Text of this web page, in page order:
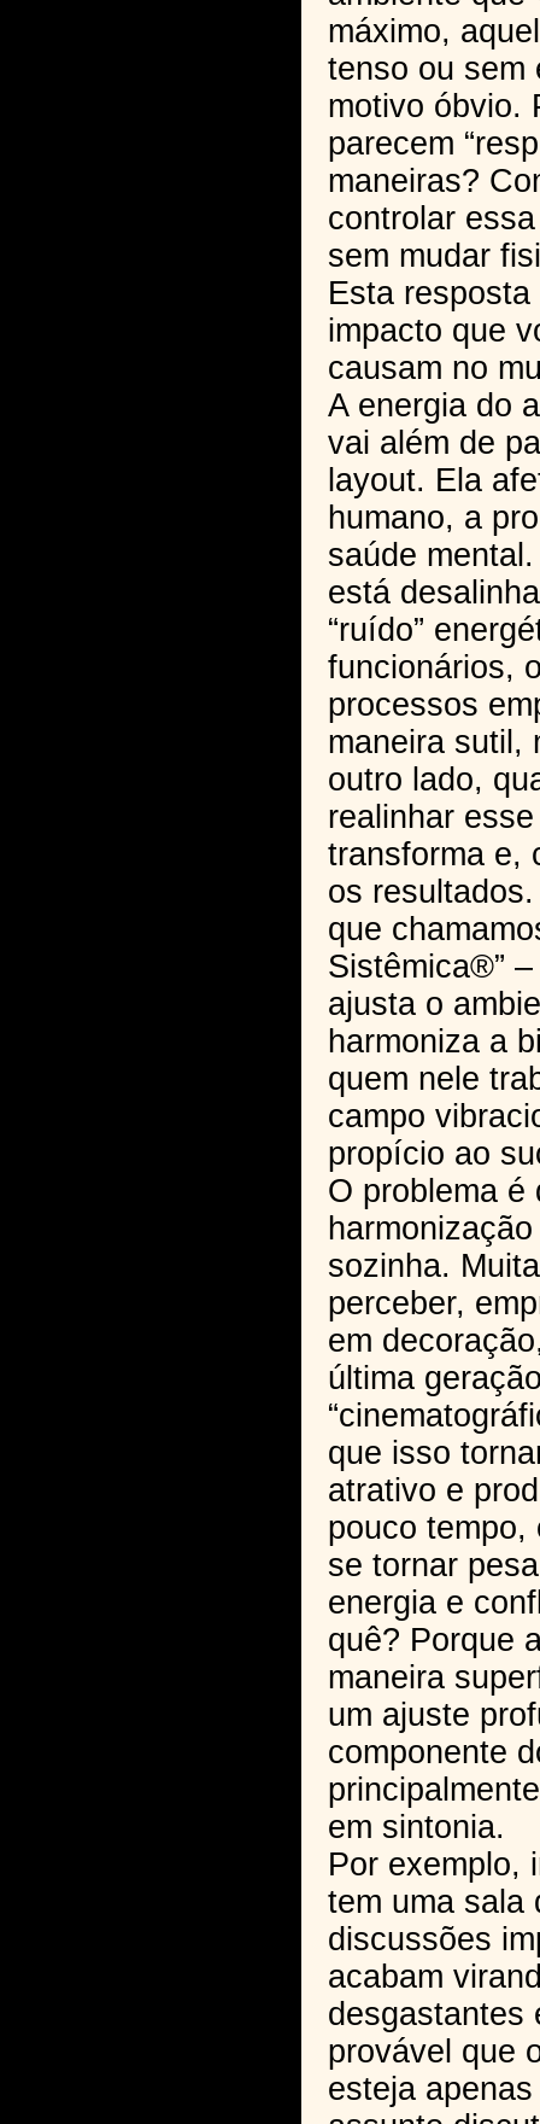
máximo,
tenso ou sem
motivo óbvio.
parecem
maneiras?
controlar
sem mudar
Esta
impacto que
causam no
A energia do
vai além de
layout. Ela
humano, a
saúde
está
“ruído”
funcionários,
processos
maneira sutil,
outro lado,
realinhar
transforma e,
os
que
Sistêmica®”
ajusta o
harmoniza a
quem nele
campo
propício ao
O problema é
sozinha.
perceber,
em
última
que isso
atrativo e
pouco tempo,
se tornar
energia e
quê? Porque
maneira
um ajuste
componente
em sintonia.
Por exemplo,
tem uma sala
discussões
acabam
desgastantes
provável que
esteja